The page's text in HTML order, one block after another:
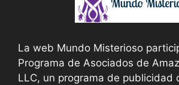
La web Mundo Misterioso
Programa de Asociados de
LLC, un programa de publicidad